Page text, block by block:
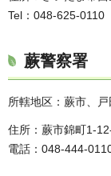
Tel：048-625-0110
蕨警察署
所轄地区：蕨市、
住所：蕨市錦町1-
電話：048-444-